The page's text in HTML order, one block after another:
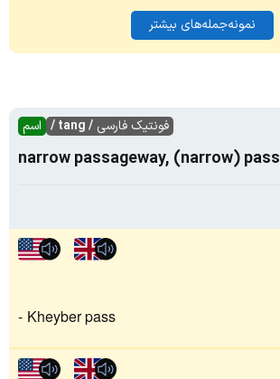
نمونه‌جمله‌های بیشتر
اسم فونتیک فارسی / tang /
narrow passageway, (narrow) pass
Kheyber pass